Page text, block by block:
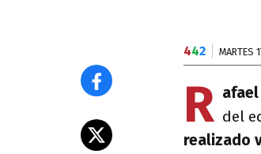
442 MARTES
R del
realizado